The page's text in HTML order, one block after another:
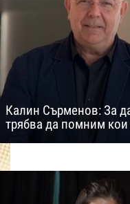
Калин Сърменов: За
трябва да помним